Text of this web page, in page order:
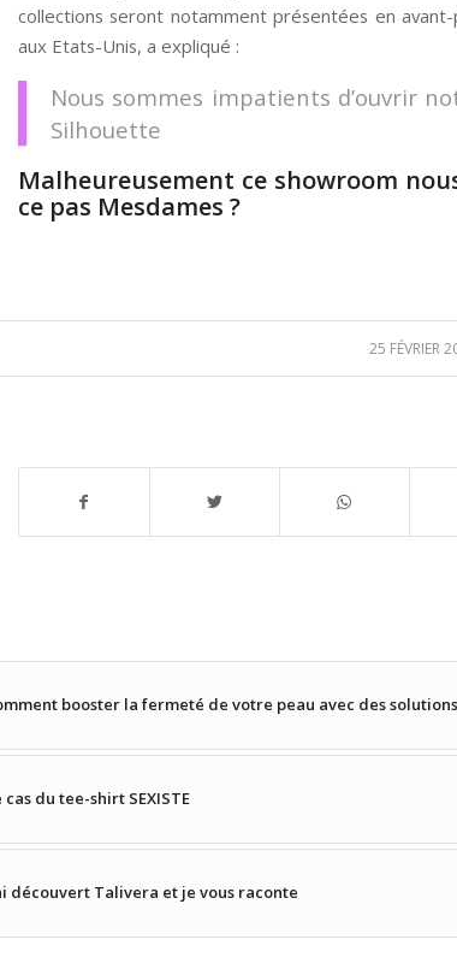
collections seront notamment présentées en
aux Etats-Unis, a expliqué :
Nous sommes impatients d’ouvrir
Silhouette
Malheureusement ce showroom
ce pas Mesdames ?
25 FÉVRIER
/
booster la fermeté de votre peau avec des
cas du tee-shirt SEXISTE
découvert Talivera et je vous raconte